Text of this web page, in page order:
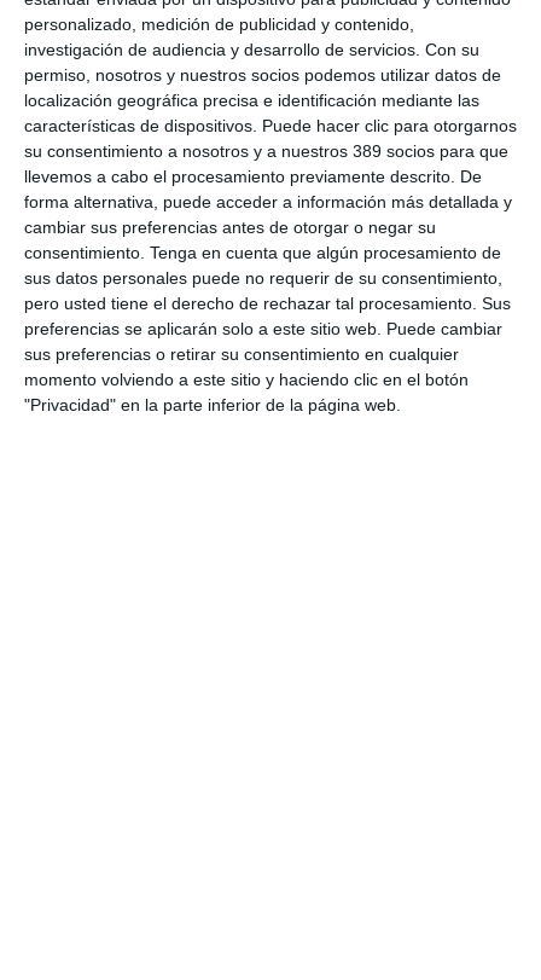
personalizado, medición de publicidad y contenido,
investigación de audiencia y desarrollo de servicios. Con su
permiso, nosotros y nuestros socios podemos utilizar datos de
localización geográfica precisa e identificación mediante las
características de dispositivos. Puede hacer clic para otorgarnos
su consentimiento a nosotros y a nuestros 389 socios para que
llevemos a cabo el procesamiento previamente descrito. De
forma alternativa, puede acceder a información más detallada y
cambiar sus preferencias antes de otorgar o negar su
consentimiento. Tenga en cuenta que algún procesamiento de
sus datos personales puede no requerir de su consentimiento,
pero usted tiene el derecho de rechazar tal procesamiento. Sus
preferencias se aplicarán solo a este sitio web. Puede cambiar
sus preferencias o retirar su consentimiento en cualquier
momento volviendo a este sitio y haciendo clic en el botón
"Privacidad" en la parte inferior de la página web.
emblemáticos del estadio.
Desde el Colegio se quiso trasladar una
felicitación pública al
Real Racing Club de Santander por su ascenso a 1ª
División,así como expresar el agradecimiento tanto al Club
como a la Fundación Real Racing por su hospitalidad y por
brindar al colectivo de mediadores la oportunidad de disfrutar
de una experiencia única en unas instalaciones tan
representativas para Cantabria.
Si quiere recibir diariamente y GRATIS noticias como
esta, pinche aquí
LO ÚLTIMO
Aún quedan reglamentos pendientes para completar la Ley
5/2025 del seguro obligatorio